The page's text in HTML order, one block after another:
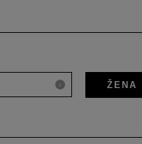
i ŽENA